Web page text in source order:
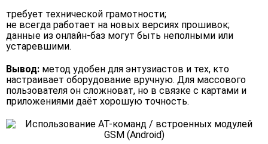
требует технической грамотности;
не всегда работает на новых версиях прошивок;
данные из онлайн-баз могут быть неполными или
устаревшими.
Вывод: метод удобен для энтузиастов и тех, кто
настраивает оборудование вручную. Для массового
пользователя он сложноват, но в связке с картами и
приложениями даёт хорошую точность.